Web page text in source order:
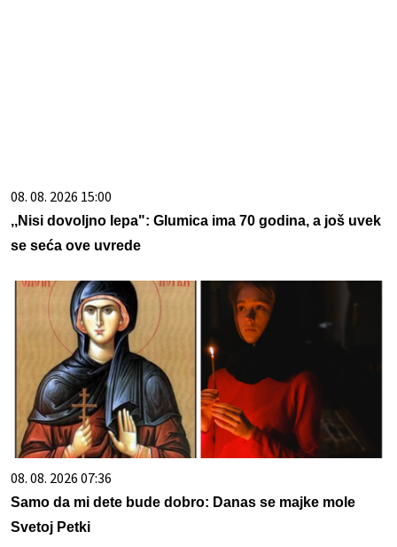
08. 08. 2026 15:00
,,Nisi dovoljno lepa": Glumica ima 70 godina, a još uvek
se seća ove uvrede
08. 08. 2026 07:36
Samo da mi dete bude dobro: Danas se majke mole
Svetoj Petki